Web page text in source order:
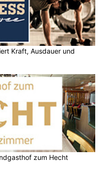
Kraft, Ausdauer und
zum Hecht